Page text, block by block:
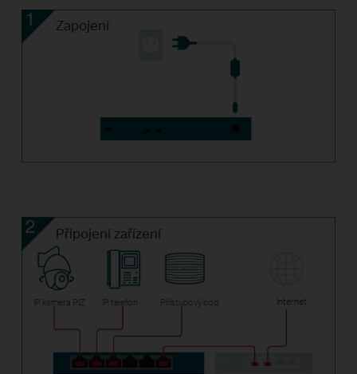
Zapojení
Připojení zařízení
Internet
IP telefon
IP kamera PIZ Přístupový bod